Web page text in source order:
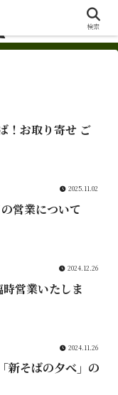
！お取り寄せ ご
2025.11.02
営業について
2024.12.26
営業いたしま
2024.11.26
新そばの夕べ」の
検索